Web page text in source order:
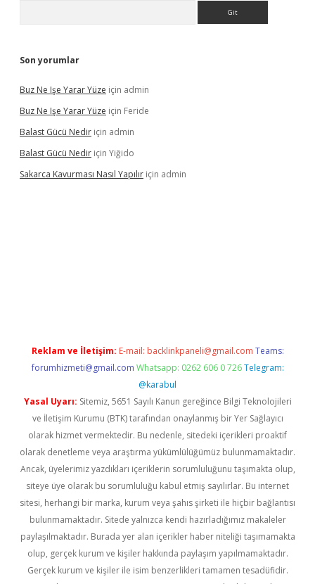
Son yorumlar
Buz Ne Işe Yarar Yüze için admin
Buz Ne Işe Yarar Yüze için Feride
Balast Gücü Nedir için admin
Balast Gücü Nedir için Yiğido
Sakarca Kavurması Nasıl Yapılır için admin
Reklam ve İletişim: E-mail: backlinkpaneli@gmail.com Teams:
forumhizmeti@gmail.com Whatsapp: 0262 606 0 726 Telegram:
@karabul
Yasal Uyarı: Sitemiz, 5651 Sayılı Kanun gereğince Bilgi Teknolojileri
ve İletişim Kurumu (BTK) tarafından onaylanmış bir Yer Sağlayıcı
olarak hizmet vermektedir. Bu nedenle, sitedeki içerikleri proaktif
olarak denetleme veya araştırma yükümlülüğümüz bulunmamaktadır.
Ancak, üyelerimiz yazdıkları içeriklerin sorumluluğunu taşımakta olup,
siteye üye olarak bu sorumluluğu kabul etmiş sayılırlar. Bu internet
sitesi, herhangi bir marka, kurum veya şahıs şirketi ile hiçbir bağlantısı
bulunmamaktadır. Sitede yalnızca kendi hazırladığımız makaleler
paylaşılmaktadır. Burada yer alan içerikler haber niteliği taşımamakta
olup, gerçek kurum ve kişiler hakkında paylaşım yapılmamaktadır.
Gerçek kurum ve kişiler ile isim benzerlikleri tamamen tesadüfidir.